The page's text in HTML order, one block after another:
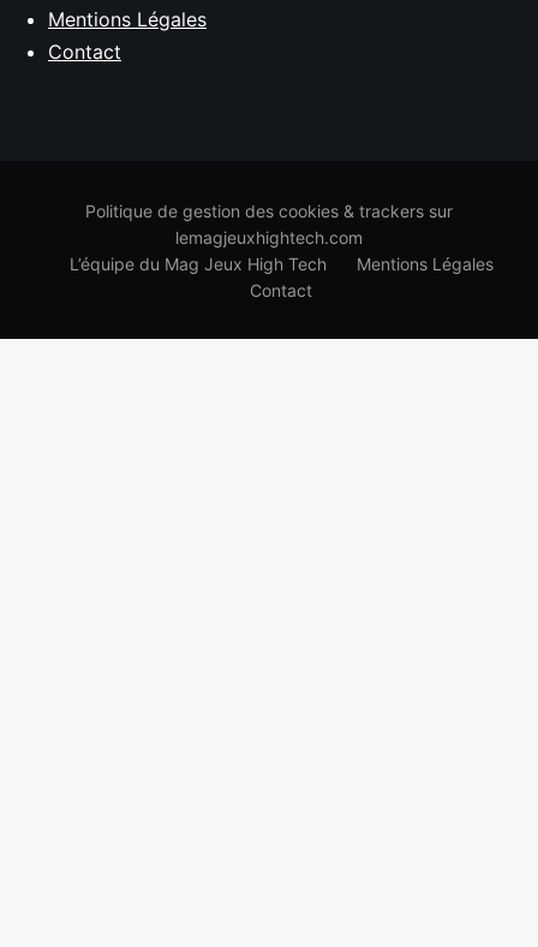
Mentions Légales
Contact
Politique de gestion des cookies & trackers sur
lemagjeuxhightech.com
L’équipe du Mag Jeux High Tech
Mentions Légales
Contact